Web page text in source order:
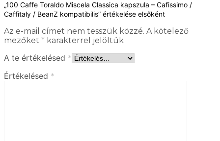
„100 Caffe Toraldo Miscela Classica kapszula – Cafissimo /
Caffitaly / BeanZ kompatibilis” értékelése elsőként
Az e-mail címet nem tesszük közzé. A kötelező
mezőket * karakterrel jelöltük
A te értékelésed *
Értékelésed *